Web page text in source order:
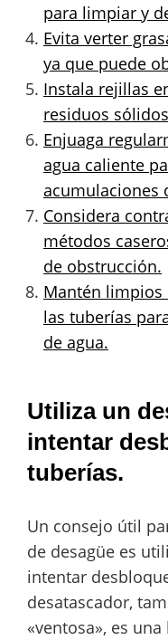
para limpiar y
Evita verter
ya que puede
Instala rejillas
residuos
Enjuaga
agua caliente
acumulaciones
Considera
métodos
de obstrucción.
Mantén limpios
las tuberías
de agua.
Utiliza un
intentar
tuberías.
Un consejo útil
de desagüe es
intentar
desatascador,
«ventosa», es